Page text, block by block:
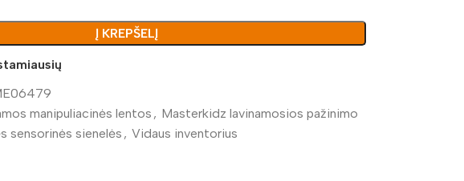
Į KREPŠELĮ
manipuliacinės lentos , Masterkidz lavinamosios pažinimo
sensorinės sienelės , Vidaus inventorius